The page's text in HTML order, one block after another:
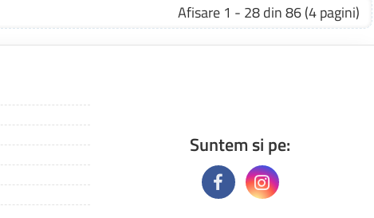
Afisare 1 - 28 din 86 (4 pagini)
Suntem si pe: